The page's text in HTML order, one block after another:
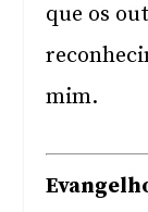
que os
mim.